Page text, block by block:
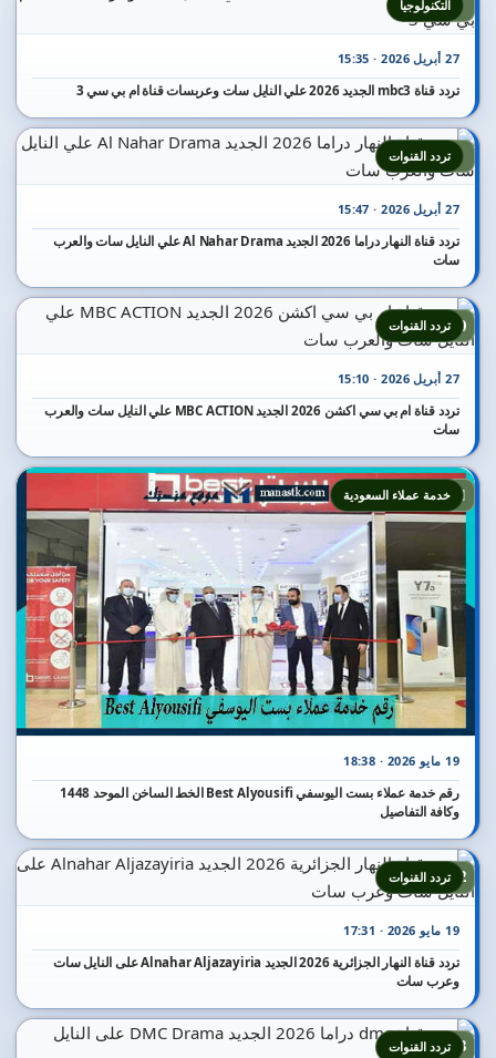
8
27 أبريل 2026 · 15:35
تردد قناة mbc3 الجديد 2026 علي النايل سات وعربسات قناة ام بي سي 3
التكنولوجيا
9
27 أبريل 2026 · 15:47
تردد قناة النهار دراما 2026 الجديد Al Nahar Drama علي النايل سات والعرب
سات
تردد القنوات
10
27 أبريل 2026 · 15:10
تردد قناة ام بي سي اكشن 2026 الجديد MBC ACTION علي النايل سات والعرب
سات
تردد القنوات
11
19 مايو 2026 · 18:38
رقم خدمة عملاء بست اليوسفي Best Alyousifi الخط الساخن الموحد 1448
وكافة التفاصيل
خدمة عملاء السعودية
12
19 مايو 2026 · 17:31
تردد قناة النهار الجزائرية 2026 الجديد Alnahar Aljazayiria على النايل سات
وعرب سات
تردد القنوات
13تردد القنوات